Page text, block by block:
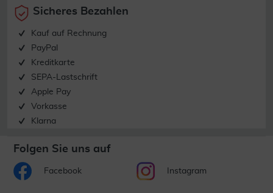
Sicheres Bezahlen
Kauf auf Rechnung
PayPal
Kreditkarte
SEPA-Lastschrift
Apple Pay
Vorkasse
Klarna
Folgen Sie uns auf
Facebook Instagram